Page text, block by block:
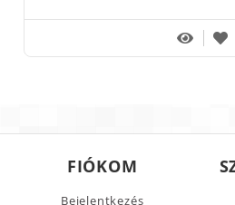
FIÓKOM
Bejelentkezés